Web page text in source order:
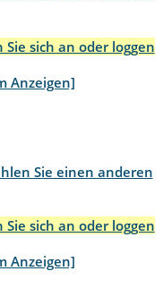
Sie sich an oder loggen
Anzeigen]
Sie einen anderen
Sie sich an oder loggen
Anzeigen]